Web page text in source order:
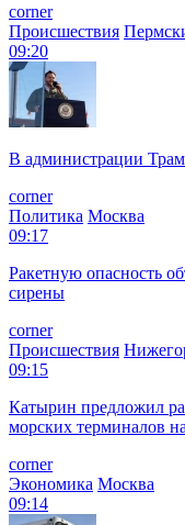
corner
Происшествия
09:20
В администрации
corner
Политика Москва
09:17
Ракетную опасность
сирены
corner
Происшествия
09:15
Катырин предложил
морских терминалов
corner
Экономика Москва
09:14